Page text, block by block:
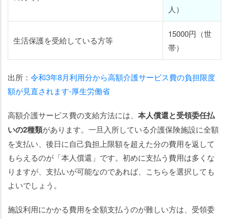
人）
生活保護を受給している方等
15000円（世
帯）
出所： 令和3年8月利用分から高額介護サービス費の負担限度
額が見直されます-厚生労働省
高額介護サービス費の支給方法には、 本人償還と受領委任払
いの2種類があります。一旦入所している介護保険施設に全額
を支払い、後日に自己負担上限額を超えた分の費用を返して
もらえるのが「本人償還」です。初めに支払う費用は多くな
りますが、支払いが可能なのであれば、こちらを選択しても
よいでしょう。
施設利用にかかる費用を全額支払うのが難しい方は、受領委